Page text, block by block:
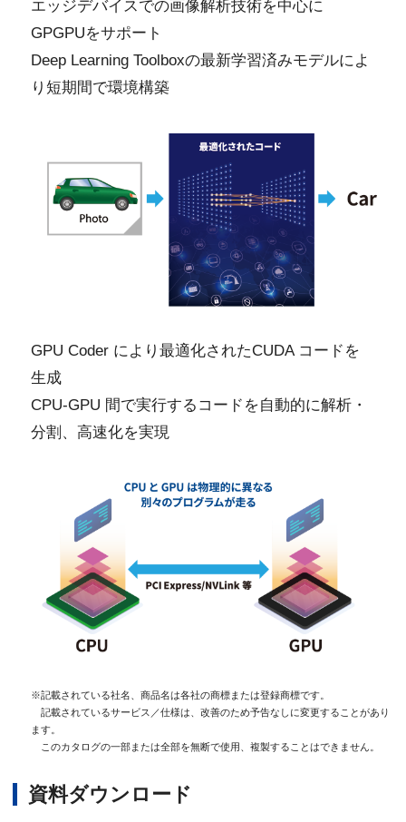
エッジデバイスでの画像解析技術を中心に
GPGPUをサポート
Deep Learning Toolboxの最新学習済みモデルによ
り短期間で環境構築
GPU Coder により最適化されたCUDA コードを
生成
CPU-GPU 間で実行するコードを自動的に解析・
分割、高速化を実現
※記載されている社名、商品名は各社の商標または登録商標です。
記載されているサービス／仕様は、改善のため予告なしに変更することがあり
ます。
このカタログの一部または全部を無断で使用、複製することはできません。
資料ダウンロード